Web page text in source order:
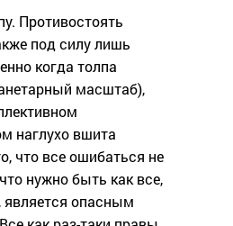
Противостоять
под силу лишь
когда толпа
масштаб),
наглухо вшита
что все ошибаться не
нужно быть как все,
является опасным